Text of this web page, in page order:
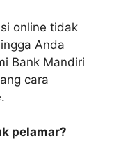
online tidak
Anda
Bank Mandiri
cara
pelamar?